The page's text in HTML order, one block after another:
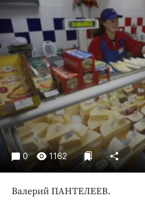
Культура
Недвижимость и ЖКХ
Образование
Общество
Погода
Праздники
Происшествия
Спорт
Экономика и бизнес
0 1162
Валерий ПАНТЕЛЕЕВ.